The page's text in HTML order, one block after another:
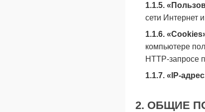
1.1.5.
сети Интернет
1.1.6.
компьютере
HTTP-запросе
1.1.7. «IP-
2. ОБЩИЕ